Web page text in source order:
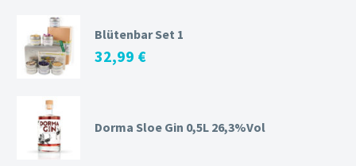
Blütenbar Set 1
32,99 €
Dorma Sloe Gin 0,5L 26,3%Vol